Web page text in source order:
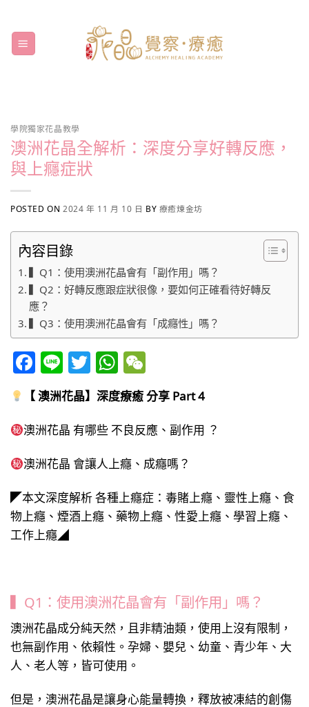
content
學院獨家花晶教學
澳洲花晶全解析：深度分享好轉反應，
與上癮症狀
POSTED ON 2024 年 11 月 10 日 BY 療癒煉金坊
內容目錄
▍Q1：使用澳洲花晶會有「副作用」嗎？
▍Q2：好轉反應跟症狀很像，要如何正確看待好轉反
應？
▍Q3：使用澳洲花晶會有「成癮性」嗎？
Facebook
LineTwitterWhatsApp
【 澳洲花晶】深度療癒 分享 Part 4
澳洲花晶 有哪些 不良反應、副作用 ？
澳洲花晶 會讓人上癮、成癮嗎？
◤本文深度解析 各種上癮症：毒賭上癮、靈性上癮、食
物上癮、煙酒上癮、藥物上癮、性愛上癮、學習上癮、
工作上癮◢
▍Q1：使用澳洲花晶會有「副作用」嗎？
澳洲花晶成分純天然，且非精油類，使用上沒有限制，
也無副作用、依賴性。孕婦、嬰兒、幼童、青少年、大
人、老人等，皆可使用。
但是，澳洲花晶是讓身心能量轉換，釋放被凍結的創傷